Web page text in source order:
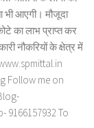
भी आएगी। मौजूदा
का लाभ प्राप्त कर
नौकरियों के क्षेत्र में
Follow me on
9166157932 To